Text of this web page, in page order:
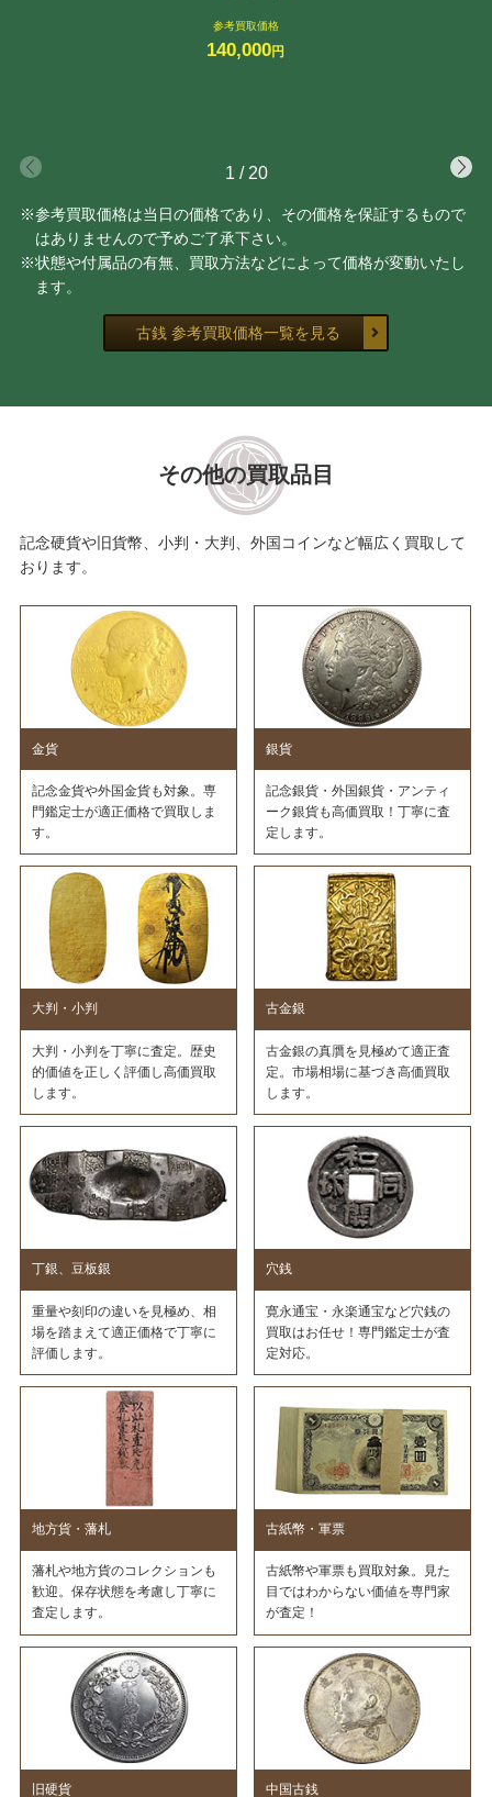
参考買取価格
140,000円
1 / 20
※参考買取価格は当日の価格であり、その価格を保証するもので
はありませんので予めご了承下さい。
※状態や付属品の有無、買取方法などによって価格が変動いたし
ます。
古銭 参考買取価格一覧を見る
その他の買取品目
記念硬貨や旧貨幣、小判・大判、外国コインなど幅広く買取して
おります。
金貨
記念金貨や外国金貨も対象。専
門鑑定士が適正価格で買取しま
す。
銀貨
記念銀貨・外国銀貨・アンティ
ーク銀貨も高価買取！丁寧に査
定します。
大判・小判
大判・小判を丁寧に査定。歴史
的価値を正しく評価し高価買取
します。
古金銀
古金銀の真贋を見極めて適正査
定。市場相場に基づき高価買取
します。
丁銀、豆板銀
重量や刻印の違いを見極め、相
場を踏まえて適正価格で丁寧に
評価します。
穴銭
寛永通宝・永楽通宝など穴銭の
買取はお任せ！専門鑑定士が査
定対応。
地方貨・藩札
藩札や地方貨のコレクションも
歓迎。保存状態を考慮し丁寧に
査定します。
古紙幣・軍票
古紙幣や軍票も買取対象。見た
目ではわからない価値を専門家
が査定！
旧硬貨 中国古銭